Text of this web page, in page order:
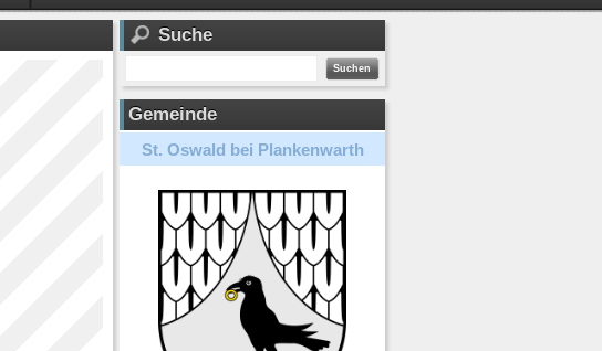
Suche
Gemeinde
St. Oswald bei Plankenwarth